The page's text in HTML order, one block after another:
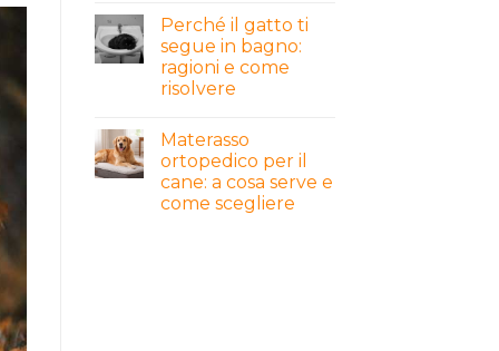
Perché il gatto ti
segue in bagno:
ragioni e come
risolvere
Materasso
ortopedico per il
cane: a cosa serve e
come scegliere